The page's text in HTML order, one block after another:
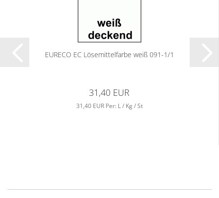
EURECO EC Lösemittelfarbe weiß 091-1/1
31,40 EUR
31,40 EUR Per: L / Kg / St